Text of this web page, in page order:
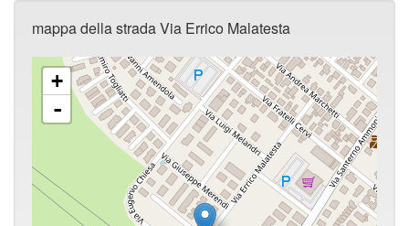
mappa della strada Via Errico Malatesta
+
-